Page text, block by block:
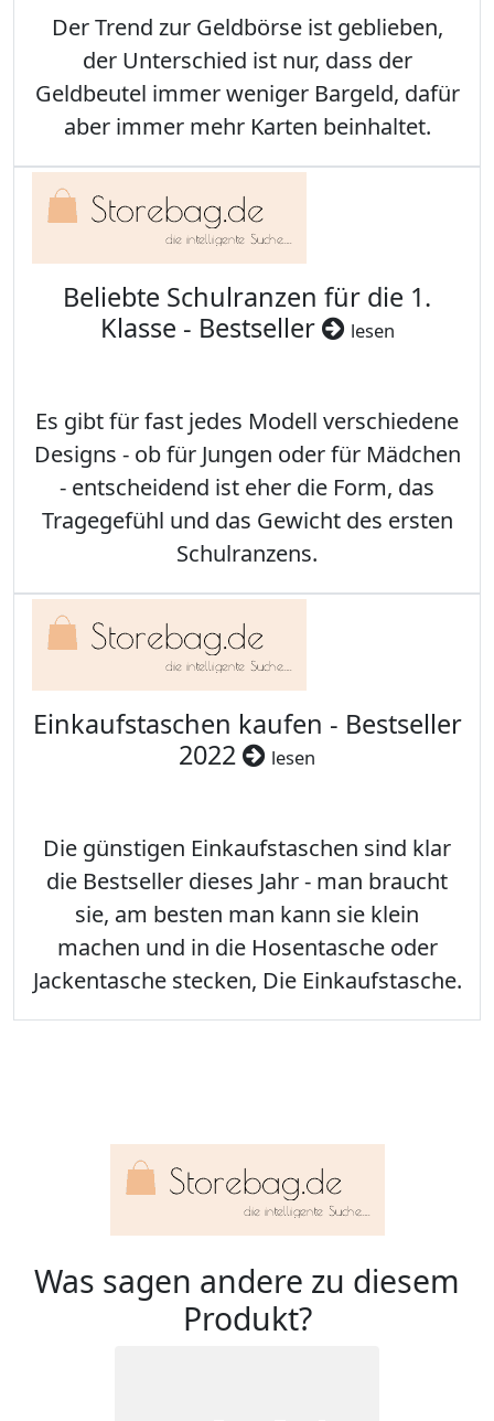
Der Trend zur Geldbörse ist geblieben,
der Unterschied ist nur, dass der
Geldbeutel immer weniger Bargeld, dafür
aber immer mehr Karten beinhaltet.
Beliebte Schulranzen für die 1.
Klasse - Bestseller
lesen
Es gibt für fast jedes Modell verschiedene
Designs - ob für Jungen oder für Mädchen
- entscheidend ist eher die Form, das
Tragegefühl und das Gewicht des ersten
Schulranzens.
Einkaufstaschen kaufen - Bestseller
2022
lesen
Die günstigen Einkaufstaschen sind klar
die Bestseller dieses Jahr - man braucht
sie, am besten man kann sie klein
machen und in die Hosentasche oder
Jackentasche stecken, Die Einkaufstasche.
Was sagen andere zu diesem
Produkt?